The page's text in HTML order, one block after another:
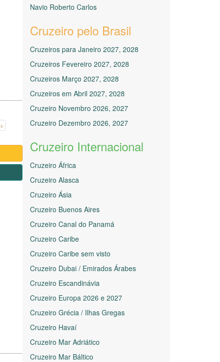
Navio Roberto Carlos
Cruzeiro pelo Brasil
Cruzeiros para Janeiro 2027, 2028
Cruzeiros Fevereiro 2027, 2028
Cruzeiros Março 2027, 2028
Cruzeiros em Abril 2027, 2028
Cruzeiro Novembro 2026, 2027
Cruzeiro Dezembro 2026, 2027
Cruzeiro Internacional
Cruzeiro África
Cruzeiro Alasca
Cruzeiro Ásia
Cruzeiro Buenos Aires
Cruzeiro Canal do Panamá
Cruzeiro Caribe
Cruzeiro Caribe sem visto
Cruzeiro Dubai / Emirados Árabes
Cruzeiro Escandinávia
Cruzeiro Europa 2026 e 2027
Cruzeiro Grécia / Ilhas Gregas
Cruzeiro Havaí
Cruzeiro Mar Adriático
Cruzeiro Mar Báltico